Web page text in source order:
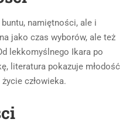
namiętności, ale i
jako czas wyborów, ale też
lekkomyślnego Ikara po
literatura pokazuje młodość
człowieka.